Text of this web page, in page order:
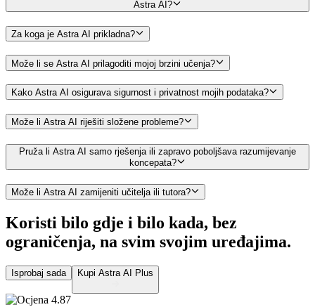
Astra AI?
Za koga je Astra AI prikladna?
Može li se Astra AI prilagoditi mojoj brzini učenja?
Kako Astra AI osigurava sigurnost i privatnost mojih podataka?
Može li Astra AI riješiti složene probleme?
Pruža li Astra AI samo rješenja ili zapravo poboljšava razumijevanje
koncepata?
Može li Astra AI zamijeniti učitelja ili tutora?
Koristi bilo gdje i bilo kada, bez
ograničenja, na svim svojim uređajima.
Isprobaj sada Kupi Astra AI Plus